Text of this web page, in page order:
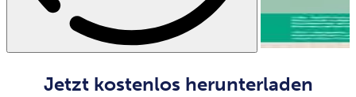
Jetzt kostenlos herunterladen